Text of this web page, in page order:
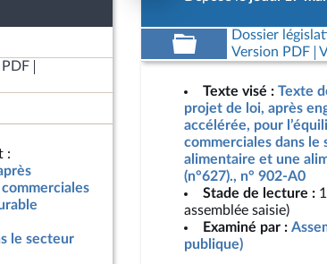
:
le secteur
Dossier
Version PDF
Texte visé : Texte
projet de loi, après
accélérée, pour
commerciales dans le
alimentaire et une
(n°627)., n° 902-A0
Stade de lecture :
assemblée saisie)
Examiné par :
publique)